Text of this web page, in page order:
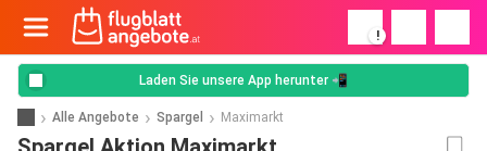
!
Laden Sie unsere App herunter 📲
Alle Angebote Spargel Maximarkt